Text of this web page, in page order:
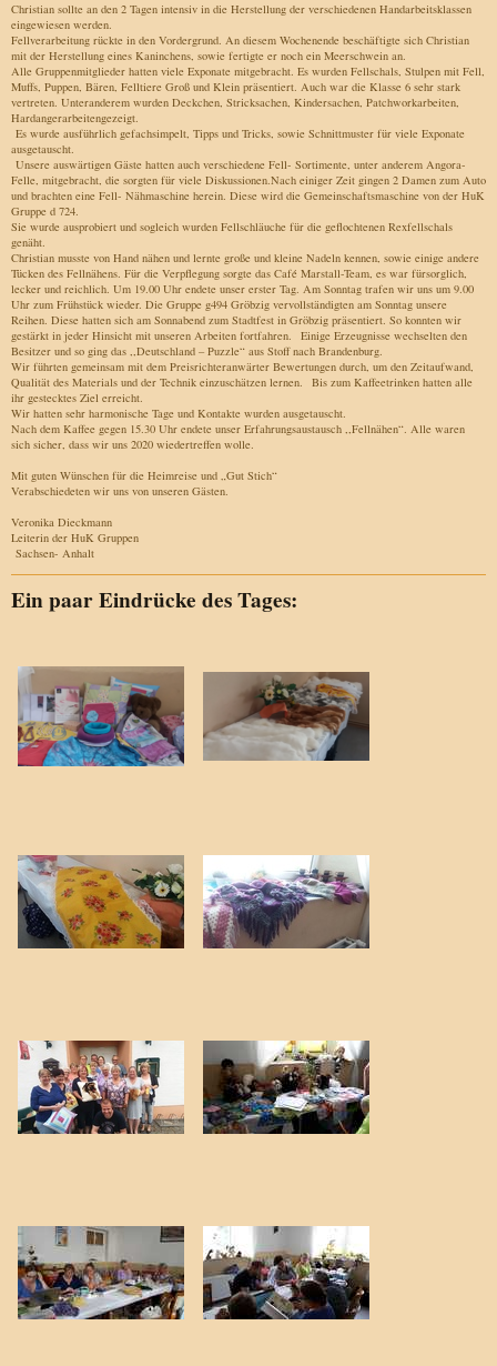
Christian sollte an den 2 Tagen intensiv in die Herstellung der verschiedenen Handarbeitsklassen
eingewiesen werden.
Fellverarbeitung rückte in den Vordergrund. An diesem Wochenende beschäftigte sich Christian
mit der Herstellung eines Kaninchens, sowie fertigte er noch ein Meerschwein an.
Alle Gruppenmitglieder hatten viele Exponate mitgebracht. Es wurden Fellschals, Stulpen mit Fell,
Muffs, Puppen, Bären, Felltiere Groß und Klein präsentiert. Auch war die Klasse 6 sehr stark
vertreten. Unteranderem wurden Deckchen, Stricksachen, Kindersachen, Patchworkarbeiten,
Hardangerarbeitengezeigt.
Es wurde ausführlich gefachsimpelt, Tipps und Tricks, sowie Schnittmuster für viele Exponate
ausgetauscht.
Unsere auswärtigen Gäste hatten auch verschiedene Fell- Sortimente, unter anderem Angora-
Felle, mitgebracht, die sorgten für viele Diskussionen.Nach einiger Zeit gingen 2 Damen zum Auto
und brachten eine Fell- Nähmaschine herein. Diese wird die Gemeinschaftsmaschine von der HuK
Gruppe d 724.
Sie wurde ausprobiert und sogleich wurden Fellschläuche für die geflochtenen Rexfellschals
genäht.
Christian musste von Hand nähen und lernte große und kleine Nadeln kennen, sowie einige andere
Tücken des Fellnähens. Für die Verpflegung sorgte das Café Marstall-Team, es war fürsorglich,
lecker und reichlich. Um 19.00 Uhr endete unser erster Tag. Am Sonntag trafen wir uns um 9.00
Uhr zum Frühstück wieder. Die Gruppe g494 Gröbzig vervollständigten am Sonntag unsere
Reihen. Diese hatten sich am Sonnabend zum Stadtfest in Gröbzig präsentiert. So konnten wir
gestärkt in jeder Hinsicht mit unseren Arbeiten fortfahren. Einige Erzeugnisse wechselten den
Besitzer und so ging das ,,Deutschland – Puzzle“ aus Stoff nach Brandenburg.
Wir führten gemeinsam mit dem Preisrichteranwärter Bewertungen durch, um den Zeitaufwand,
Qualität des Materials und der Technik einzuschätzen lernen. Bis zum Kaffeetrinken hatten alle
ihr gestecktes Ziel erreicht.
Wir hatten sehr harmonische Tage und Kontakte wurden ausgetauscht.
Nach dem Kaffee gegen 15.30 Uhr endete unser Erfahrungsaustausch ,,Fellnähen“. Alle waren
sich sicher, dass wir uns 2020 wiedertreffen wolle.
Mit guten Wünschen für die Heimreise und „Gut Stich“
Verabschiedeten wir uns von unseren Gästen.
Veronika Dieckmann
Leiterin der HuK Gruppen
Sachsen- Anhalt
Ein paar Eindrücke des Tages: